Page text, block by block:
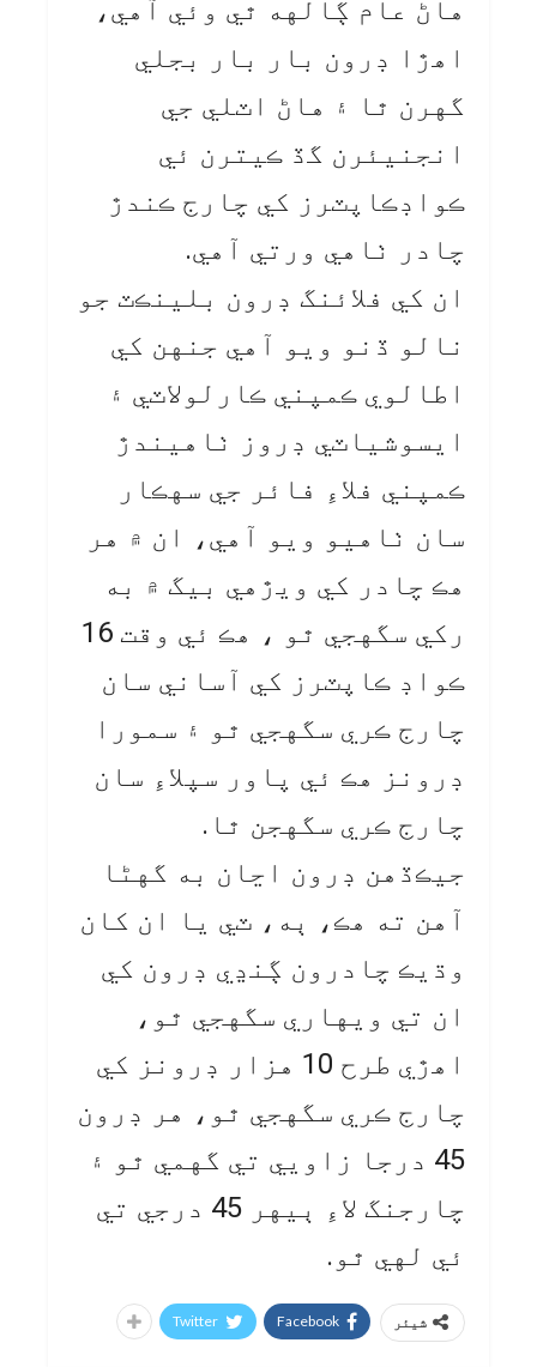
هاڻ عام ڳالهه ٿي وئي آهي،
اهڙا ڊرون بار بار بجلي
گهرن ٿا ۽ هاڻ اٽلي جي
انجنيئرن گڏ ڪيترن ئي
ڪواڊڪاپٽرز کي چارج ڪندڙ
چادر ٺاهي ورتي آهي.
ان کي فلائنگ ڊرون بلينڪٽ جو
نالو ڏنو ويو آهي جنهن کي
اطالوي ڪمپني ڪارلولاٽي ۽
ايسوشياٽي ڊروز ٺاهيندڙ
ڪمپني فلاءِ فائر جي سهڪار
سان ٺاهيو ويو آهي، ان ۾ هر
هڪ چادر کي ويڙهي بيگ ۾ به
رکي سگهجي ٿو ، هڪ ئي وقت 16
ڪواڊ ڪاپٽرز کي آساني سان
چارج ڪري سگهجي ٿو ۽ سمورا
ڊرونز هڪ ئي پاور سپلاءِ سان
چارج ڪري سگهجن ٿا.
جيڪڏهن ڊرون اڃان به گهڻا
آهن ته هڪ، ٻه، ٽي يا ان کان
وڌيڪ چادرون ڳنڍي ڊرون کي
ان تي ويهاري سگهجي ٿو،
اهڙي طرح 10 هزار ڊرونز کي
چارج ڪري سگهجي ٿو، هر ڊرون
45 درجا زاويي تي گهمي ٿو ۽
چارجنگ لاءِ ٻيهر 45 درجي تي
ئي لهي ٿو.
شیئر Facebook
Twitter